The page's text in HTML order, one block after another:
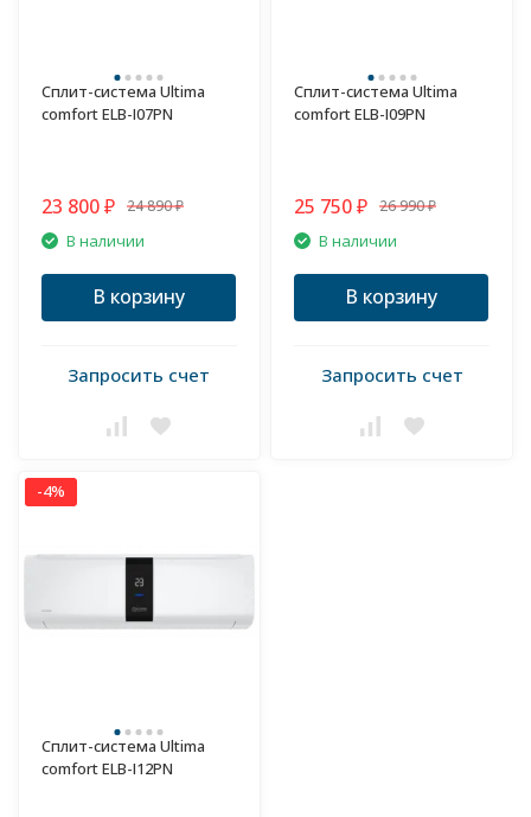
Сплит-система Ultima
comfort ELB-I07PN
23 800 ₽ 24 890 ₽
В наличии
В корзину
Запросить счет
Сплит-система Ultima
comfort ELB-I09PN
25 750 ₽ 26 990 ₽
В наличии
В корзину
Запросить счет
-4%
Сплит-система Ultima
comfort ELB-I12PN